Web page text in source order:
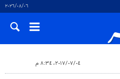
٠٦‏/٠٨‏/٢٠٢٦
٠٤‏/٠٧‏/٢٠١٧، ٨:٣٤ م